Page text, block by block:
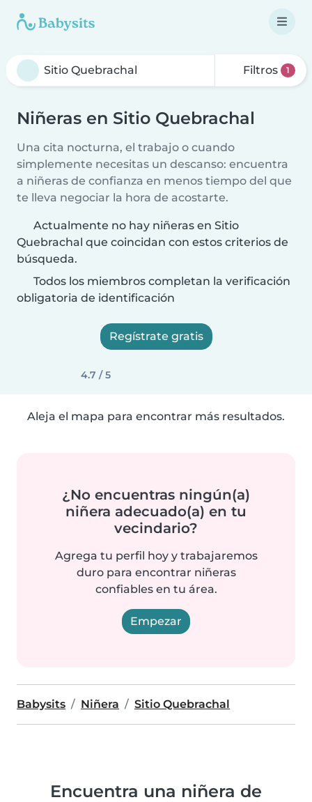
Filtros 1
Niñeras en Sitio Quebrachal
Una cita nocturna, el trabajo o cuando
simplemente necesitas un descanso: encuentra
a niñeras de confianza en menos tiempo del que
te lleva negociar la hora de acostarte.
Actualmente no hay niñeras en Sitio
Quebrachal que coincidan con estos criterios de
búsqueda.
Todos los miembros completan la verificación
obligatoria de identificación
Regístrate gratis
4.7 / 5
Aleja el mapa para encontrar más resultados.
¿No encuentras ningún(a)
niñera adecuado(a) en tu
vecindario?
Agrega tu perfil hoy y trabajaremos
duro para encontrar niñeras
confiables en tu área.
Empezar
Babysits Niñera Sitio Quebrachal
Encuentra una niñera de